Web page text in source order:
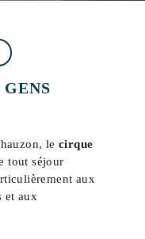
le cirque
tout séjour
aux
et aux